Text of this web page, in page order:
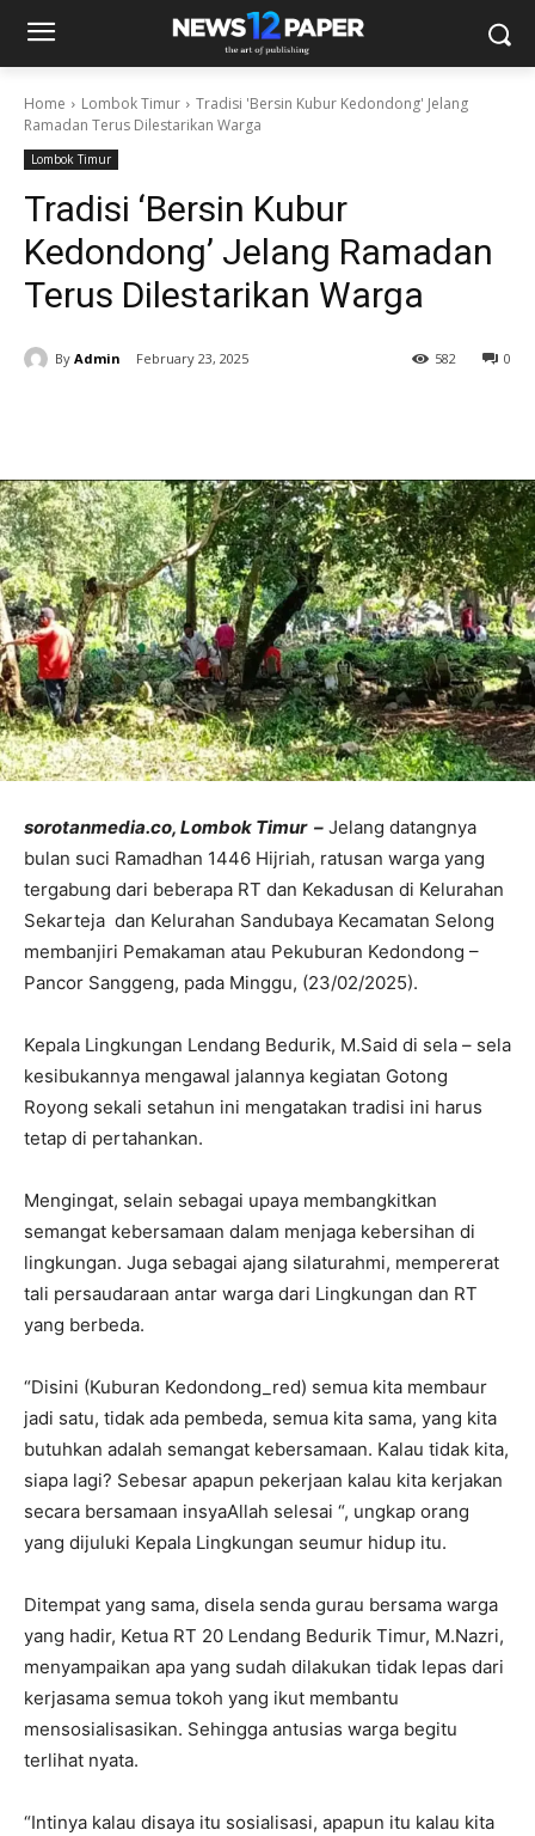
Home Lombok Timur
Tradisi 'Bersin Kubur Kedondong' Jelang
Ramadan Terus Dilestarikan Warga
Lombok Timur
Tradisi ‘Bersin Kubur
Kedondong’ Jelang Ramadan
Terus Dilestarikan Warga
By Admin February 23, 2025 0
582
sorotanmedia.co, Lombok Timur – Jelang datangnya
bulan suci Ramadhan 1446 Hijriah, ratusan warga yang
tergabung dari beberapa RT dan Kekadusan di Kelurahan
Sekarteja dan Kelurahan Sandubaya Kecamatan Selong
membanjiri Pemakaman atau Pekuburan Kedondong –
Pancor Sanggeng, pada Minggu, (23/02/2025).
Kepala Lingkungan Lendang Bedurik, M.Said di sela – sela
kesibukannya mengawal jalannya kegiatan Gotong
Royong sekali setahun ini mengatakan tradisi ini harus
tetap di pertahankan.
Mengingat, selain sebagai upaya membangkitkan
semangat kebersamaan dalam menjaga kebersihan di
lingkungan. Juga sebagai ajang silaturahmi, mempererat
tali persaudaraan antar warga dari Lingkungan dan RT
yang berbeda.
“Disini (Kuburan Kedondong_red) semua kita membaur
jadi satu, tidak ada pembeda, semua kita sama, yang kita
butuhkan adalah semangat kebersamaan. Kalau tidak kita,
siapa lagi? Sebesar apapun pekerjaan kalau kita kerjakan
secara bersamaan insyaAllah selesai “, ungkap orang
yang dijuluki Kepala Lingkungan seumur hidup itu.
Ditempat yang sama, disela senda gurau bersama warga
yang hadir, Ketua RT 20 Lendang Bedurik Timur, M.Nazri,
menyampaikan apa yang sudah dilakukan tidak lepas dari
kerjasama semua tokoh yang ikut membantu
mensosialisasikan. Sehingga antusias warga begitu
terlihat nyata.
“Intinya kalau disaya itu sosialisasi, apapun itu kalau kita